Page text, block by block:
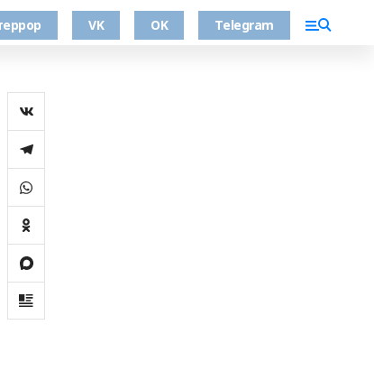
VK OK Telegram